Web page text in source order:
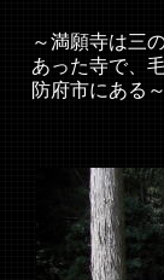
満
～満願寺は三
あった寺で、
防府市にある～